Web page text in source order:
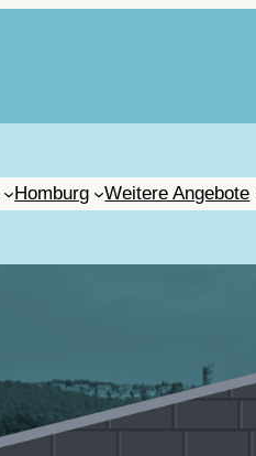
Homburg Weitere Angebote